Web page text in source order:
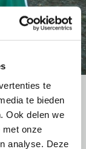
te
te bieden
Ook delen we
met onze
analyse. Deze
aantal jaren